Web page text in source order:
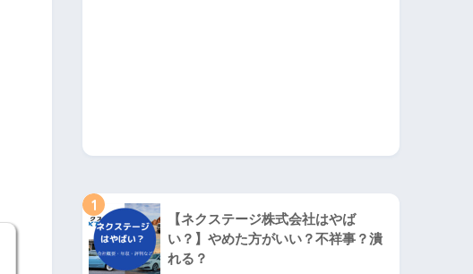
1
【ネクステージ株式会社はやば
い？】やめた方がいい？不祥事？潰
れる？